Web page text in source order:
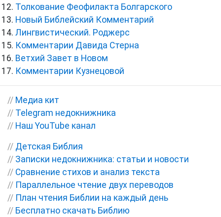
Толкование Феофилакта Болгарского
Новый Библейский Комментарий
Лингвистический. Роджерс
Комментарии Давида Стерна
Ветхий Завет в Новом
Комментарии Кузнецовой
// Медиа кит
// Telegram недокнижника
// Наш YouTube канал
// Детская Библия
// Записки недокнижника: статьи и новости
// Сравнение стихов и анализ текста
// Параллельное чтение двух переводов
// План чтения Библии на каждый день
// Бесплатно скачать Библию